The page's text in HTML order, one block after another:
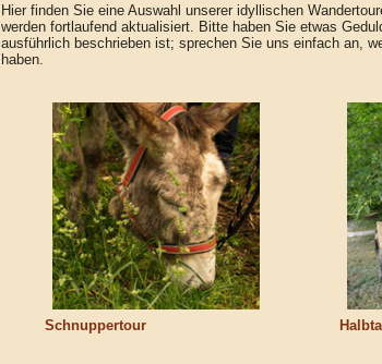
Hier finden Sie eine Auswahl unserer idyllischen
werden fortlaufend aktualisiert. Bitte haben Sie etwas
ausführlich beschrieben ist; sprechen Sie uns einfach an,
haben.
Schnuppertour